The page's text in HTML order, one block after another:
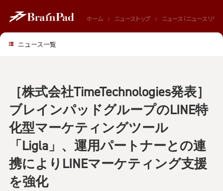
ホーム ニューストップ ニュース（ニュースリリー
［株式会社TimeTechnologies発表］
ブレインパッドグループのLINE特
化型マーケティングツール
「Ligla」、運用パートナーとの連
携によりLINEマーケティング支援
を強化
ニュース一覧